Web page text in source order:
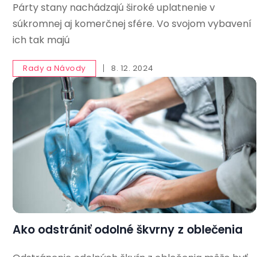
Párty stany nachádzajú široké uplatnenie v
súkromnej aj komerčnej sfére. Vo svojom vybavení
ich tak majú
Rady a Návody 8. 12. 2024
Ako odstrániť odolné škvrny z oblečenia